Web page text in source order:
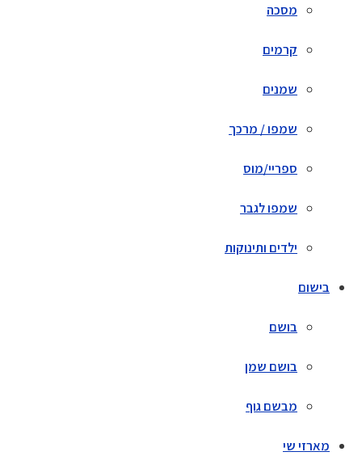
מסכה
קרמים
שמנים
שמפו / מרכך
ספריי/מוס
שמפו לגבר
ילדים ותינוקות
בישום
בושם
בושם שמן
מבשם גוף
מארזי שי